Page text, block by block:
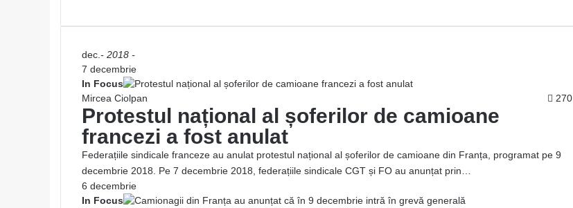
dec. - 2018 -
7 decembrie
In Focus
Mircea Ciolpan
270
Protestul național al șoferilor de camioane
francezi a fost anulat
Federațiile sindicale franceze au anulat protestul național al șoferilor de camioane din Franța, programat pe 9
decembrie 2018. Pe 7 decembrie 2018, federațiile sindicale CGT și FO au anunțat prin…
6 decembrie
In Focus